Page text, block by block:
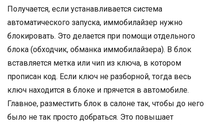
Получается, если устанавливается система
автоматического запуска, иммобилайзер нужно
блокировать. Это делается при помощи отдельного
блока (обходчик, обманка иммобилайзера). В блок
вставляется метка или чип из ключа, в котором
прописан код. Если ключ не разборной, тогда весь
ключ находится в блоке и прячется в автомобиле.
Главное, разместить блок в салоне так, чтобы до него
было не так просто добраться. Это повышает